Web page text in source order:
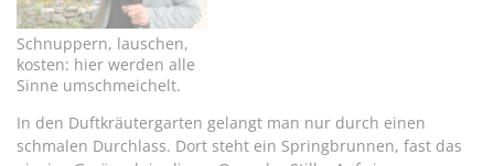
Schnuppern, lauschen,
kosten: hier werden alle
Sinne umschmeichelt.
In den Duftkräutergarten gelangt man nur durch einen
schmalen Durchlass. Dort steht ein Springbrunnen, fast das